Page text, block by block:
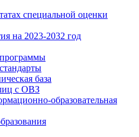
специальной оценки
на 2023-2032 год
база
с ОВЗ
образовательная